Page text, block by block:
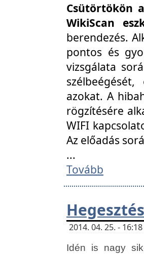
Csütörtökön
WikiScan
berendezés.
pontos és
vizsgálata
azokat. A
rögzítésére
WIFI
Az előadás
...
Tovább
2014. 04. 25. -
Idén is nagy